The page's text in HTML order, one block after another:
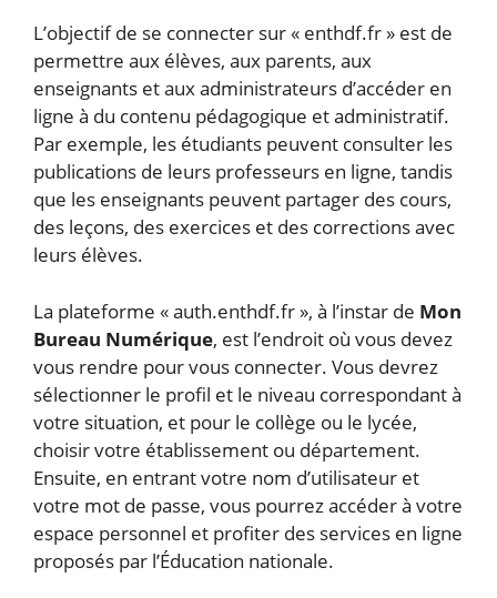
L’objectif de se connecter sur « enthdf.fr » est de
permettre aux élèves, aux parents, aux
enseignants et aux administrateurs d’accéder en
ligne à du contenu pédagogique et administratif.
Par exemple, les étudiants peuvent consulter les
publications de leurs professeurs en ligne, tandis
que les enseignants peuvent partager des cours,
des leçons, des exercices et des corrections avec
leurs élèves.
La plateforme « auth.enthdf.fr », à l’instar de Mon
Bureau Numérique, est l’endroit où vous devez
vous rendre pour vous connecter. Vous devrez
sélectionner le profil et le niveau correspondant à
votre situation, et pour le collège ou le lycée,
choisir votre établissement ou département.
Ensuite, en entrant votre nom d’utilisateur et
votre mot de passe, vous pourrez accéder à votre
espace personnel et profiter des services en ligne
proposés par l’Éducation nationale.